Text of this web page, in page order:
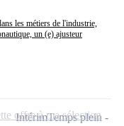
les métiers de l'industrie,
un (e) ajusteur
IntérimTemps plein
offre à ma sélection